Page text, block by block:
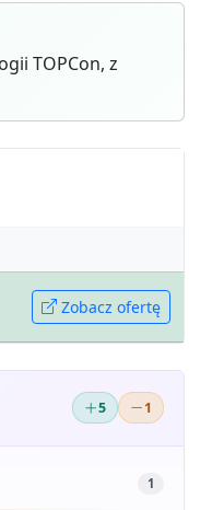
TOPCon, z
Zobacz ofertę
5 1
1